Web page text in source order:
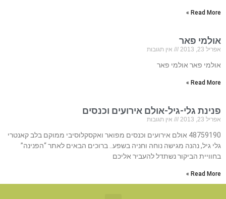
Read More »
אולמי פאר
אפריל 23, 2013 אין תגובות
אולמי פאר אולמי פאר
Read More »
פנינת גלי-גיל-אולם אירועים וכנסים
אפריל 23, 2013 אין תגובות
48759190 אולם אירועים וכנסים מפואר ואקסקלוסיבי ממוקם בלב קאנטרי
גלי גיל, נהנה מגישה נוחה וחניה בשפע.. ברוכים הבאים לאתר “הפנינה”
בחוויית הביקור נשתדל להעביר אליכם
Read More »